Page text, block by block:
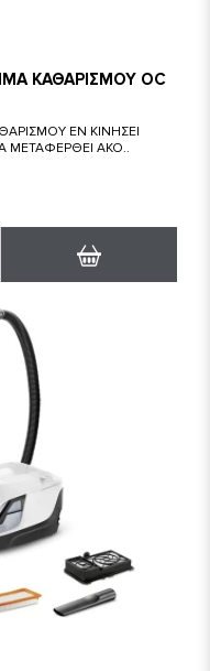
ΚΑΘΑΡΙΣΜΟΥ OC
ΕΝ ΚΙΝΗΣΕΙ
ΜΕΤΑΦΕΡΘΕΙ ΑΚΟ..